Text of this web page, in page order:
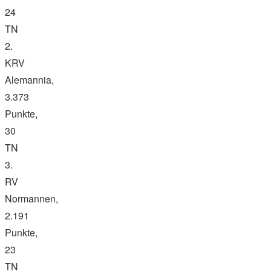
24
TN
2.
KRV
Alemannia,
3.373
Punkte,
30
TN
3.
RV
Normannen,
2.191
Punkte,
23
TN